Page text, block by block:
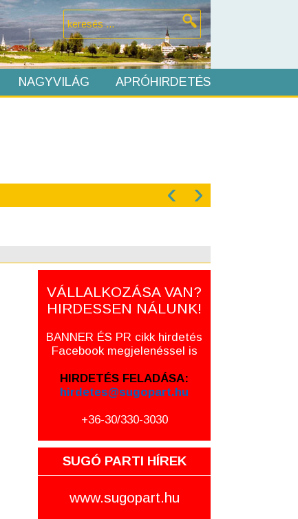
NAGYVILÁG APRÓHIRDETÉS
‹ ›
VÁLLALKOZÁSA VAN?
HIRDESSEN NÁLUNK!
BANNER ÉS PR cikk hirdetés
Facebook megjelenéssel is
HIRDETÉS FELADÁSA:
hirdetes@sugopart.hu
+36-30/330-3030
SUGÓ PARTI HÍREK
www.sugopart.hu